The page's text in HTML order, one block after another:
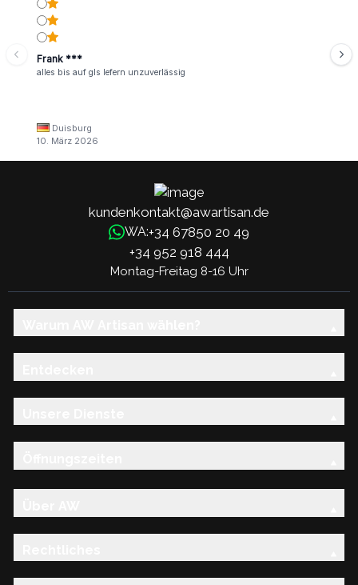
Frank ***
alles bis auf gls lefern unzuverlässig
Duisburg
10. März 2026
kundenkontakt@awartisan.de
WA:+34 67850 20 49
+34 952 918 444
Montag-Freitag 8-16 Uhr